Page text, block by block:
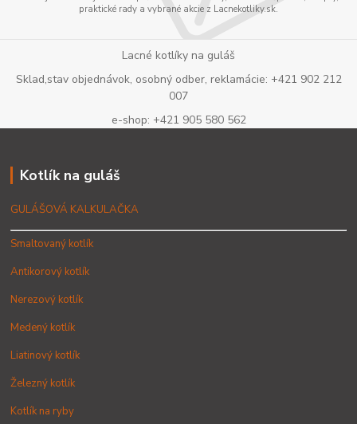
praktické rady a vybrané akcie z Lacnekotliky.sk.
Lacné kotlíky na guláš
Sklad,stav objednávok, osobný odber, reklamácie: +421 902 212
007
e-shop: +421 905 580 562
Kotlík na guláš
GULÁŠOVÁ KALKULAČKA
Smaltovaný kotlík
Antikorový kotlík
Nerezový kotlík
Medený kotlík
Liatinový kotlík
Železný kotlík
Kotlík na ryby